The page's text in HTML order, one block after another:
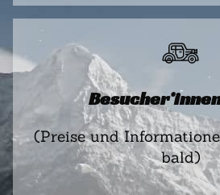
(Preise und
bald)